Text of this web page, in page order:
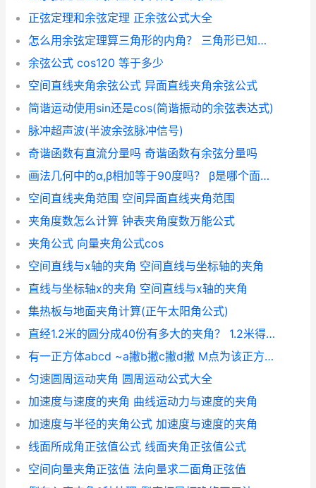
正弦定理和余弦定理 正余弦公式大全
怎么用余弦定理算三角形的内角？ 三角形已知边长求内角
余弦公式 cos120 等于多少
空间直线夹角余弦公式 异面直线夹角余弦公式
简谐运动使用sin还是cos(简谐振动的余弦表达式)
脉冲超声波(半波余弦脉冲信号)
奇谐函数有直流分量吗 奇谐函数有余弦分量吗
画法几何中的α,β相加等于90度吗？ β是哪个面夹角
空间直线夹角范围 空间异面直线夹角范围
夹角度数怎么计算 钟表夹角度数万能公式
夹角公式 向量夹角公式cos
空间直线与x轴的夹角 空间直线与坐标轴的夹角
直线与坐标轴x的夹角 空间直线与x轴的夹角
集热板与地面夹角计算(正午太阳角公式)
直经1.2米的圆分成40份有多大的夹角？ 1.2米得园6个灯怎么分
有一正方体abcd ~a撇b撇c撇d撇 M点为该正方体的中心 求a撇d与b撇M的夹角
匀速圆周运动夹角 圆周运动公式大全
加速度与速度的夹角 曲线运动力与速度的夹角
加速度与半径的夹角公式 加速度与速度的夹角
线面所成角正弦值公式 线面夹角正弦值公式
空间向量夹角正弦值 法向量求二面角正弦值